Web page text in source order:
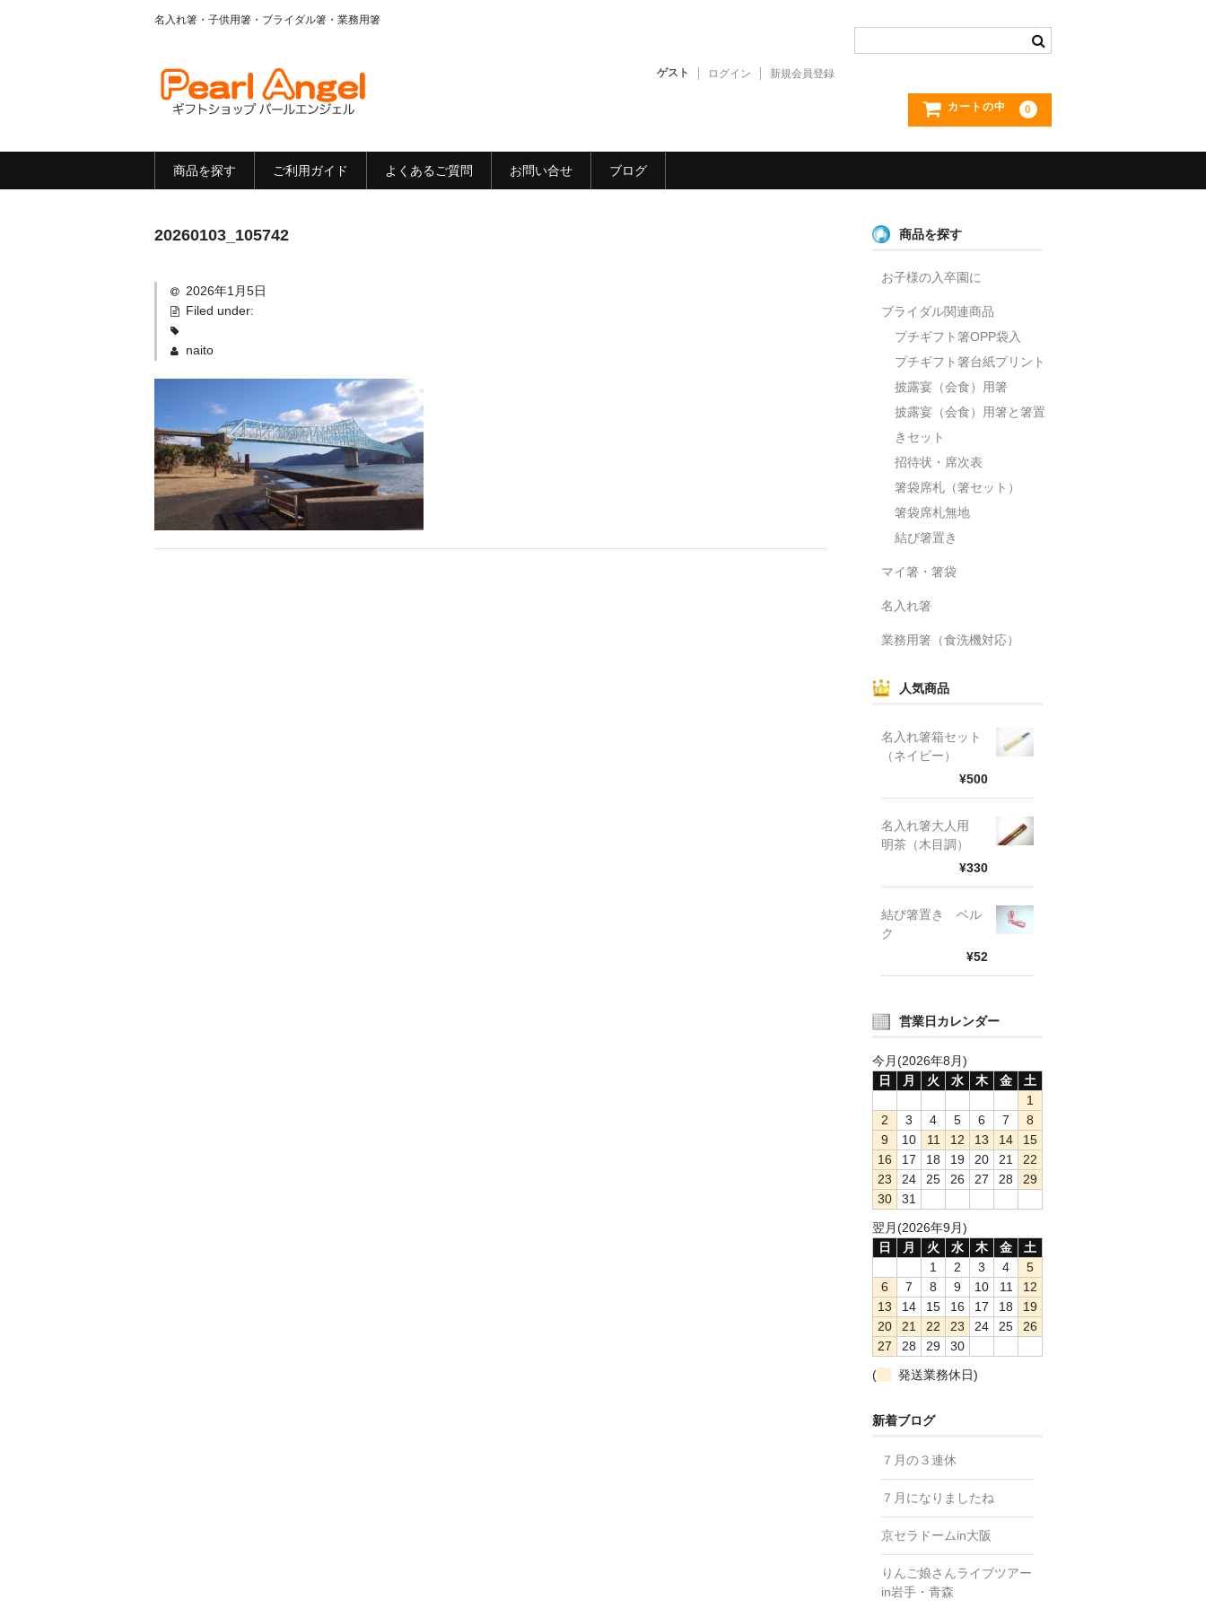
名入れ箸・子供用箸・ブライダル箸・業務用箸
ゲスト ログイン 新規会員登録
カートの中 0
商品を探す ご利用ガイド よくあるご質問 お問い合せ ブログ
20260103_105742
2026年1月5日
Filed under:
naito
商品を探す
お子様の入卒園に
ブライダル関連商品
プチギフト箸OPP袋入
プチギフト箸台紙プリント
披露宴（会食）用箸
披露宴（会食）用箸と箸置
きセット
招待状・席次表
箸袋席札（箸セット）
箸袋席札無地
結び箸置き
マイ箸・箸袋
名入れ箸
業務用箸（食洗機対応）
人気商品
名入れ箸箱セット
（ネイビー）
¥500
名入れ箸大人用
明茶（木目調）
¥330
結び箸置き ベル
ク
¥52
営業日カレンダー
今月(2026年8月)
日
月 火 水 木 金
土
1
2
3 4 5 6 7
8
9
10 11 12 13 14
15
16
17 18 19 20 21
22
23
24 25 26 27 28
29
30
31
翌月(2026年9月)
日
月 火 水 木 金
土
1
2 3 4
5
6
7 8 9 10 11
12
13
14 15 16 17 18
19
20
21 22 23 24 25
26
27
28 29
30
(
発送業務休日)
新着ブログ
７月の３連休
７月になりましたね
京セラドームin大阪
りんご娘さんライブツアー
in岩手・青森